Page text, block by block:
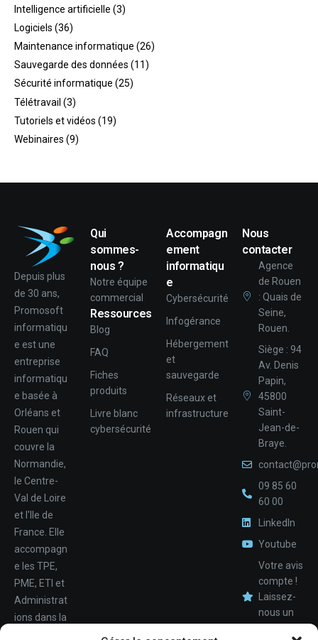
Intelligence artificielle (3)
Logiciels (36)
Maintenance informatique (26)
Sauvegarde des données (11)
Sécurité informatique (25)
Télétravail (3)
Tutoriels et vidéos (19)
Webinaires (9)
Depuis plus
de 30 ans,
Promosoft
informatiqu
e est une
entreprise
informatiqu
e basée à
Orléans et
Rouen qui
couvre la
Normandie,
le Centre-
Val de Loire
et l'Ile de
France. Elle
accompagn
e les TPE,
PME, ETI et
Administrat
ions dans la
Qui
sommes-
nous ?
Notre équipe
commercial
Ressources
Blog
FAQ
Fiches
produits
Livre blanc
cybersécurité
Accompagn
ement
informatiqu
e
Cybersécurité
Infogérance
Hébergement
et
sauvegarde
Réseaux et
infrastructure
Nous
contacter
Agence
de Rouen
: Quais de
Seine,
Rouen.
Siège : 94
Av. Denis
Papin,
45800
Saint-
Jean-de-
Braye.
09 85 60
60 00
LinkedIn
Youtube
Votre avis
compte !
Laissez-
nous un